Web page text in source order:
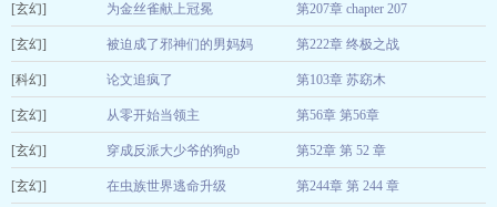
旭小岩
[玄幻] 为金丝雀献上冠冕 第207章 chapter 207
南指月
[玄幻] 被迫成了邪神们的男妈妈 第222章 终极之战
咬猫耳朵
[科幻] 论文追疯了 第103章 苏窈木
安知啊
[玄幻] 从零开始当领主 第56章 第56章
柠檬冰牛奶
[玄幻] 穿成反派大少爷的狗gb 第52章 第 52 章
灼灼青山
[玄幻] 在虫族世界逃命升级 第244章 第 244 章